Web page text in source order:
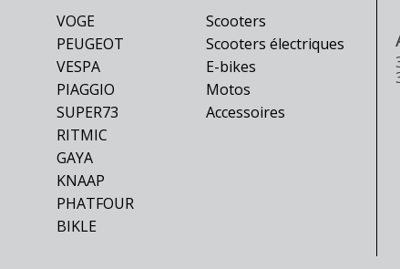
VOGE
PEUGEOT
VESPA
PIAGGIO
SUPER73
RITMIC
GAYA
KNAAP
PHATFOUR
BIKLE
Scooters
Scooters électriques
E-bikes
Motos
Accessoires